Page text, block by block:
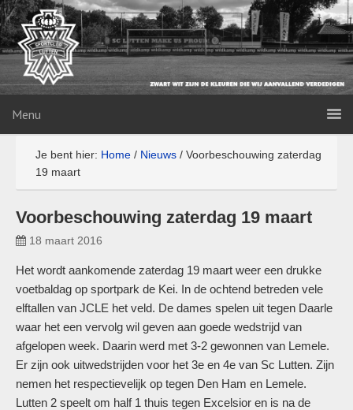
Menu
Je bent hier: Home / Nieuws / Voorbeschouwing zaterdag
19 maart
Voorbeschouwing zaterdag 19 maart
18 maart 2016
Het wordt aankomende zaterdag 19 maart weer een drukke
voetbaldag op sportpark de Kei. In de ochtend betreden vele
elftallen van JCLE het veld. De dames spelen uit tegen Daarle
waar het een vervolg wil geven aan goede wedstrijd van
afgelopen week. Daarin werd met 3-2 gewonnen van Lemele.
Er zijn ook uitwedstrijden voor het 3e en 4e van Sc Lutten. Zijn
nemen het respectievelijk op tegen Den Ham en Lemele.
Lutten 2 speelt om half 1 thuis tegen Excelsior en is na de